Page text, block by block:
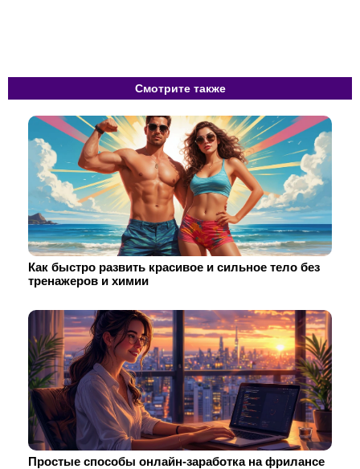
Смотрите также
Как быстро развить красивое и сильное тело без
тренажеров и химии
Простые способы онлайн-заработка на фрилансе